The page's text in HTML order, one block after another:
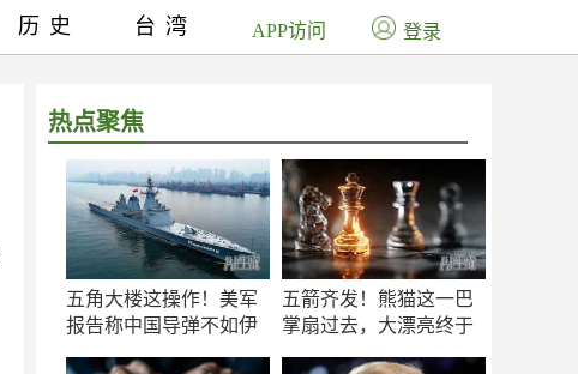
热点聚焦
五角大楼这操作！美军
报告称中国导弹不如伊
五箭齐发！熊猫这一巴
掌扇过去，大漂亮终于
历史 台湾 APP访问 登录